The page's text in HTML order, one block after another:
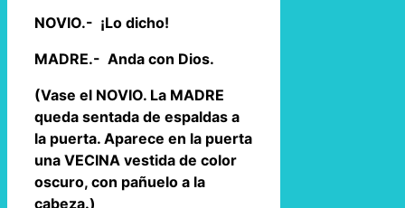
NOVIO.- ¡Lo dicho!
MADRE.- Anda con Dios.
(Vase el NOVIO. La MADRE
queda sentada de espaldas a
la puerta. Aparece en la puerta
una VECINA vestida de color
oscuro, con pañuelo a la
cabeza.)